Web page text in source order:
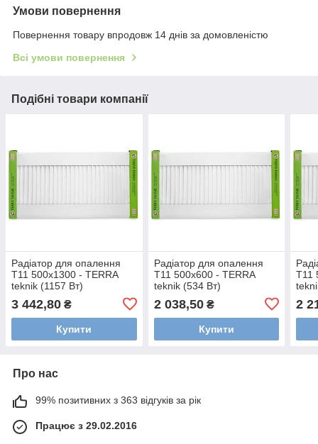
Умови повернення
Повернення товару впродовж 14 днів за домовленістю
Всі умови повернення
Подібні товари компанії
Радіатор для опалення
Т11 500х1300 - TERRA
teknik (1157 Вт)
3 442,80 ₴
Купити
Радіатор для опалення
Т11 500х600 - TERRA
teknik (534 Вт)
2 038,50₴
Купити
Т11
2
Про нас
99% позитивних з 363 відгуків за рік
Працює з 29.02.2016